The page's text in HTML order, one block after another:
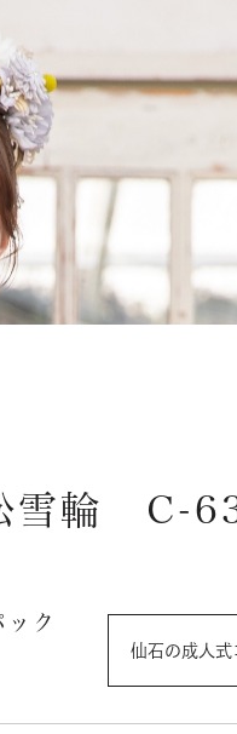
雪輪 C-
ク
仙石の成人式